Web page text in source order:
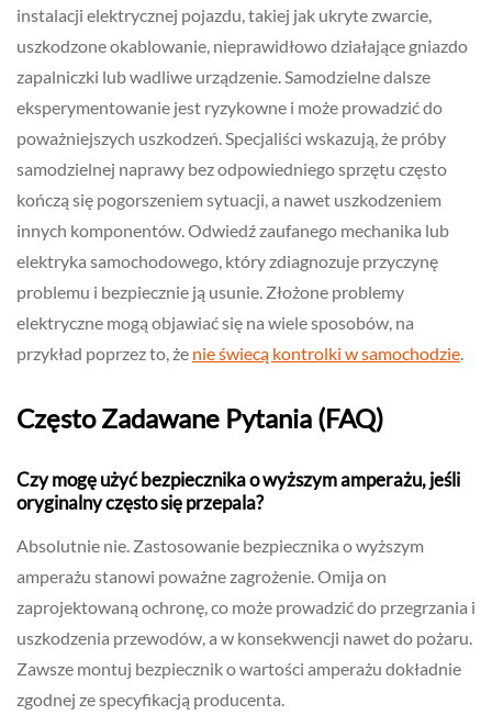
instalacji elektrycznej pojazdu, takiej jak ukryte zwarcie,
uszkodzone okablowanie, nieprawidłowo działające gniazdo
zapalniczki lub wadliwe urządzenie. Samodzielne dalsze
eksperymentowanie jest ryzykowne i może prowadzić do
poważniejszych uszkodzeń. Specjaliści wskazują, że próby
samodzielnej naprawy bez odpowiedniego sprzętu często
kończą się pogorszeniem sytuacji, a nawet uszkodzeniem
innych komponentów. Odwiedź zaufanego mechanika lub
elektryka samochodowego, który zdiagnozuje przyczynę
problemu i bezpiecznie ją usunie. Złożone problemy
elektryczne mogą objawiać się na wiele sposobów, na
przykład poprzez to, że nie świecą kontrolki w samochodzie
Często Zadawane Pytania (FAQ)
Czy mogę użyć bezpiecznika o wyższym amperażu, jeśli
oryginalny często się przepala?
Absolutnie nie. Zastosowanie bezpiecznika o wyższym
amperażu stanowi poważne zagrożenie. Omija on
zaprojektowaną ochronę, co może prowadzić do przegrzania i
uszkodzenia przewodów, a w konsekwencji nawet do pożaru.
Zawsze montuj bezpiecznik o wartości amperażu dokładnie
zgodnej ze specyfikacją producenta.